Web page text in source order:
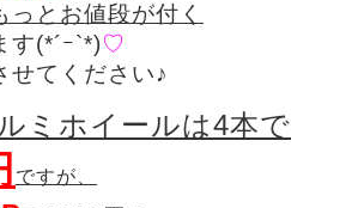
っとお値段が付く
す(*´ｰ`*)♡
せてください♪
ミホイールは4本で
ですが、